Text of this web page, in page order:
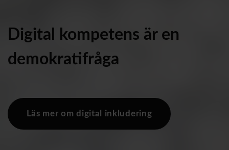
Digital kompetens är en
demokratifråga
Läs mer om digital inkludering